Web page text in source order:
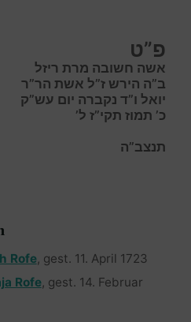
פ”ט
אשה חשובה מרת ריזל
ב”ה הירש ז”ל אשת הר”ר
יואל ו”ד נקברה יום עש”ק
כ’ תמוז תקי”ז ל’
תנצב”ה
Rofe, gest. 11. April 1723
Rofe, gest. 14. Februar